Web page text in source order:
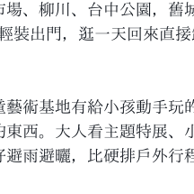
、柳川、台中公園，舊
裝出門，逛一天回來直接
術基地有給小孩動手玩
西。大人看主題特展、
雨避曬，比硬排戶外行